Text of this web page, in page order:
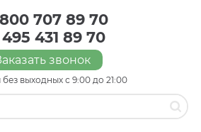
707 89 70
431 89 70
звонок
выходных с 9:00 до 21:00